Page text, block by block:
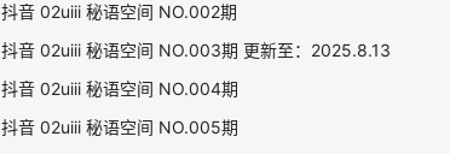
抖音 02uiii 秘语空间 NO.002期
抖音 02uiii 秘语空间 NO.003期 更新至：2025.8.13
抖音 02uiii 秘语空间 NO.004期
抖音 02uiii 秘语空间 NO.005期